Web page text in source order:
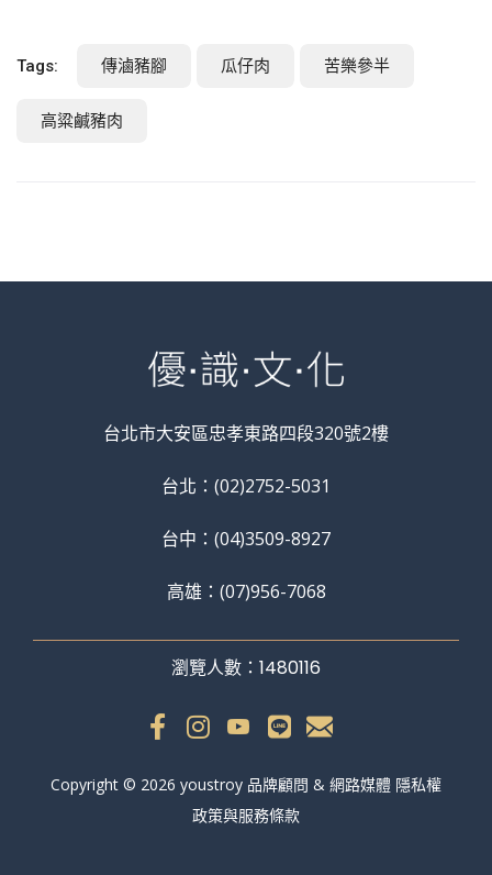
Tags: 傳滷豬腳 瓜仔肉 苦樂參半
高粱鹹豬肉
台北市大安區忠孝東路四段320號2樓
台北：(02)2752-5031
台中：(04)3509-8927
高雄：(07)956-7068
瀏覽人數：1480116
Copyright © 2026 youstroy 品牌顧問 & 網路媒體 隱私權
政策與服務條款